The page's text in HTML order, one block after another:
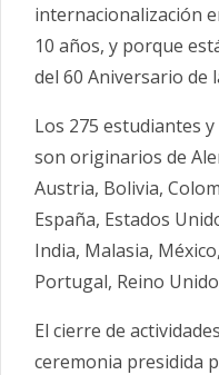
internacionalización
10 años, y porque
del 60 Aniversario de
Los 275 estudiantes
son originarios de
Austria, Bolivia,
España, Estados
India, Malasia,
Portugal, Reino
El cierre de
ceremonia presidida